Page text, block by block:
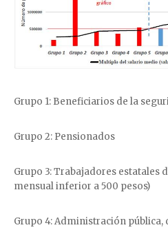
Grupo 1: Beneficiarios de la
Grupo 2: Pensionados
Grupo 3: Trabajadores estatales
mensual inferior a 500 pesos)
Grupo 4: Administración